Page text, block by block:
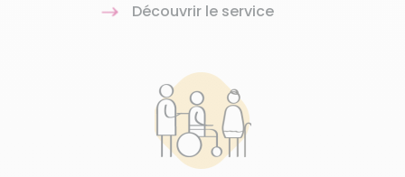
Découvrir le service